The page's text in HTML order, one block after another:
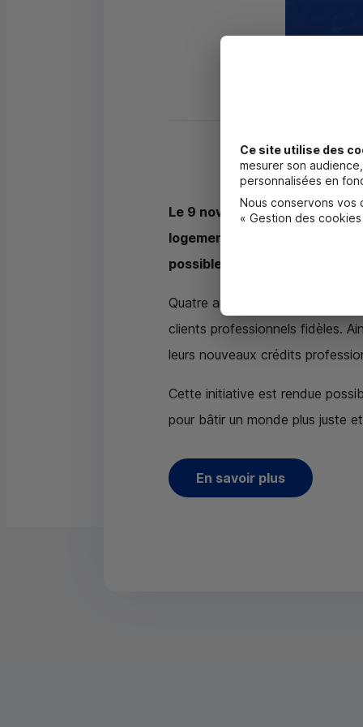
Le 9 novembre 2021, le
logement sans
possible le rêve de centaines
Quatre ans plus tard, ils vont
clients professionnels fidèles.
leurs nouveaux crédits
Cette initiative est rendue
pour bâtir un monde plus juste
En savoir plus
Ce site utilise des
mesurer son
personnalisées en
Nous conservons vos
« Gestion des